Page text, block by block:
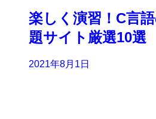
楽しく演習！C言
題サイト厳選10選
2021年8月1日